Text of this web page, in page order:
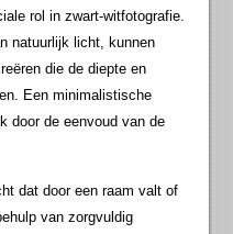
rol in zwart-witfotografie.
natuurlijk licht, kunnen
die de diepte en
Een minimalistische
door de eenvoud van de
dat door een raam valt of
van zorgvuldig